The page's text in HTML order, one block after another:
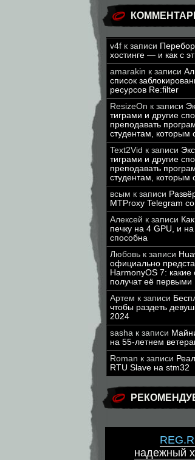
v4f к записи
хостинге — и как с
amarakin к записи
список
ресурсов Re:filter
ResizeOn к записи
тиграми и другие
преподавать
студентам, которым
Text2Vid к записи
тиграми и другие
преподавать
студентам, которым
всым к записи
MTProxy Telegram со
Алексей к записи
печку на 4 GPU, и
способна
Любовь к записи
официально
HarmonyOS 7:
получат её первыми
Артем к записи
чтобы раздеть
2024
sasha к записи
на 55-летнем
Roman к записи
RTU Slave на stm32
надежный